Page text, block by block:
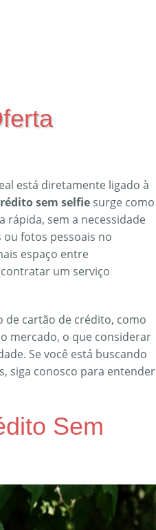
está diretamente ligado à
sem selfie surge como
sem a necessidade
fotos pessoais no
espaço entre
um serviço
de cartão de crédito, como
mercado, o que considerar
Se você está buscando
siga conosco para entender
Sem